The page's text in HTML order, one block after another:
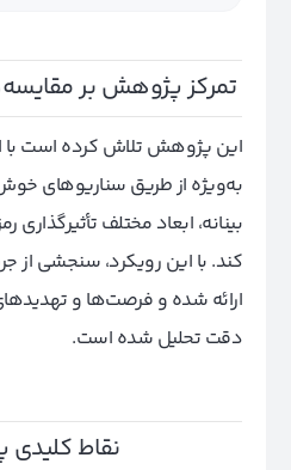
تمرکز پژوهش بر
این پژوهش تلاش کرده است با
به‌ویژه از طریق سناریوهای
بینانه، ابعاد مختلف تأثیرگذاری
کند. با این رویکرد، سنجشی از
ارائه شده و فرصت‌ها و
دقت تحلیل شده است.
نقاط